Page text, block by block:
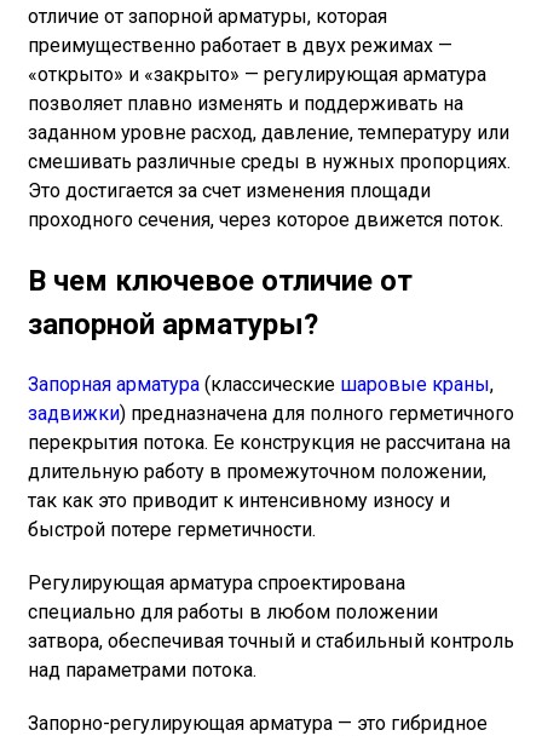
отличие от запорной арматуры, которая
преимущественно работает в двух режимах —
«открыто» и «закрыто» — регулирующая арматура
позволяет плавно изменять и поддерживать на
заданном уровне расход, давление, температуру или
смешивать различные среды в нужных пропорциях.
Это достигается за счет изменения площади
проходного сечения, через которое движется поток.
В чем ключевое отличие от
запорной арматуры?
Запорная арматура (классические шаровые краны,
задвижки) предназначена для полного герметичного
перекрытия потока. Ее конструкция не рассчитана на
длительную работу в промежуточном положении,
так как это приводит к интенсивному износу и
быстрой потере герметичности.
Регулирующая арматура спроектирована
специально для работы в любом положении
затвора, обеспечивая точный и стабильный контроль
над параметрами потока.
Запорно-регулирующая арматура — это гибридное